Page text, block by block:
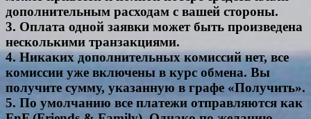
дополнительным расходам с вашей стороны.
3. Оплата одной заявки может быть произведена
несколькими транзакциями.
4. Никаких дополнительных комиссий нет, все
комиссии уже включены в курс обмена. Вы
получите сумму, указанную в графе «Получить».
5. По умолчанию все платежи отправляются как